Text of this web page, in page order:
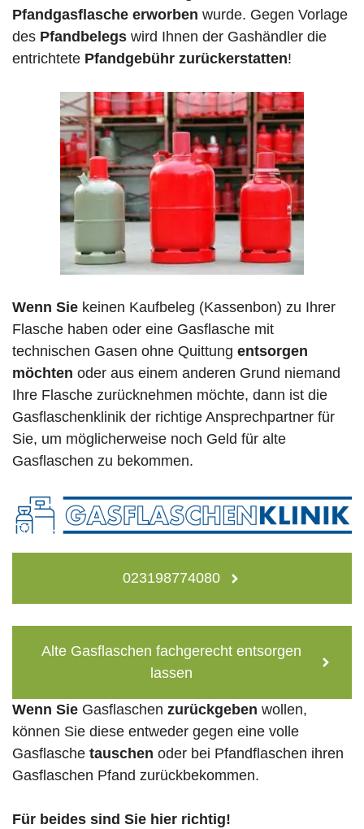
Pfandgasflasche erworben wurde. Gegen Vorlage
des Pfandbelegs wird Ihnen der Gashändler die
entrichtete Pfandgebühr zurückerstatten!
Wenn Sie keinen Kaufbeleg (Kassenbon) zu Ihrer
Flasche haben oder eine Gasflasche mit
technischen Gasen ohne Quittung entsorgen
möchten oder aus einem anderen Grund niemand
Ihre Flasche zurücknehmen möchte, dann ist die
Gasflaschenklinik der richtige Ansprechpartner für
Sie, um möglicherweise noch Geld für alte
Gasflaschen zu bekommen.
023198774080
Alte Gasflaschen fachgerecht entsorgen
lassen
Wenn Sie Gasflaschen zurückgeben wollen,
können Sie diese entweder gegen eine volle
Gasflasche tauschen oder bei Pfandflaschen ihren
Gasflaschen Pfand zurückbekommen.
Für beides sind Sie hier richtig!